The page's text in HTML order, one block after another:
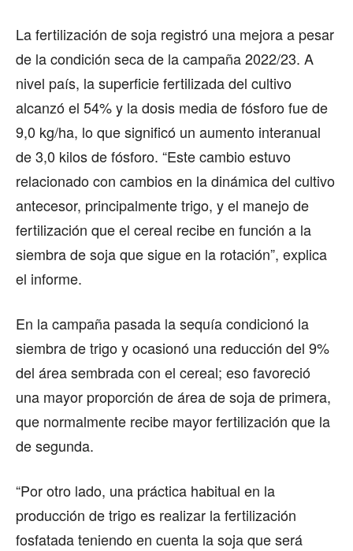
La fertilización de soja registró una mejora a pesar
de la condición seca de la campaña 2022/23. A
nivel país, la superficie fertilizada del cultivo
alcanzó el 54% y la dosis media de fósforo fue de
9,0 kg/ha, lo que significó un aumento interanual
de 3,0 kilos de fósforo. “Este cambio estuvo
relacionado con cambios en la dinámica del cultivo
antecesor, principalmente trigo, y el manejo de
fertilización que el cereal recibe en función a la
siembra de soja que sigue en la rotación”, explica
el informe.
En la campaña pasada la sequía condicionó la
siembra de trigo y ocasionó una reducción del 9%
del área sembrada con el cereal; eso favoreció
una mayor proporción de área de soja de primera,
que normalmente recibe mayor fertilización que la
de segunda.
“Por otro lado, una práctica habitual en la
producción de trigo es realizar la fertilización
fosfatada teniendo en cuenta la soja que será